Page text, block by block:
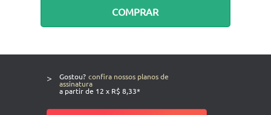
COMPRAR
> Gostou? confira nossos planos de
assinatura
a partir de 12 x R$ 8,33*